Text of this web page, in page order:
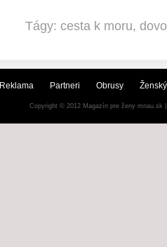
Tágy: cesta k moru,
Reklama Partneri Obrusy
Copyright © 2012 Magazín pre ženy mnau.sk